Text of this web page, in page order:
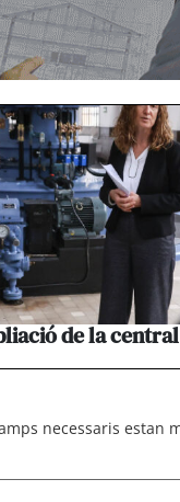
de la
necessaris estan